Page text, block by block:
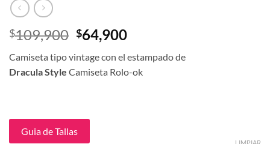
$109,900 El
precio
original
era:
$64,900El
actual
es:
Camiseta tipo vintage con el estampado de
Dracula Style Camiseta Rolo-ok
Guia de Tallas